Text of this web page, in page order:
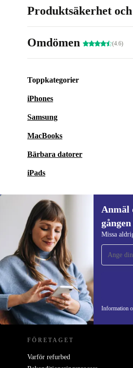
Produktsäkerhet
Omdömen (4.6)
Toppkategorier
iPhones
Samsung
MacBooks
Bärbara datorer
iPads
Anmäl
Missa
Information
Anmäl dig till vårt
gången och spara
Missa aldrig ett
REFURBED SVERIGE -
FÖRETAGET
Varför refurbed